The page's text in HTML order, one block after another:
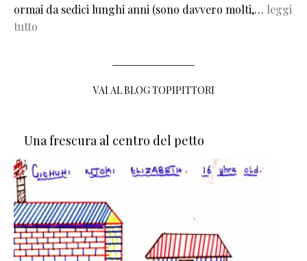
ormai da sedici lunghi anni (sono davvero molti,… leggi
tutto
VAI AL BLOG TOPIPITTORI
Una frescura al centro del petto